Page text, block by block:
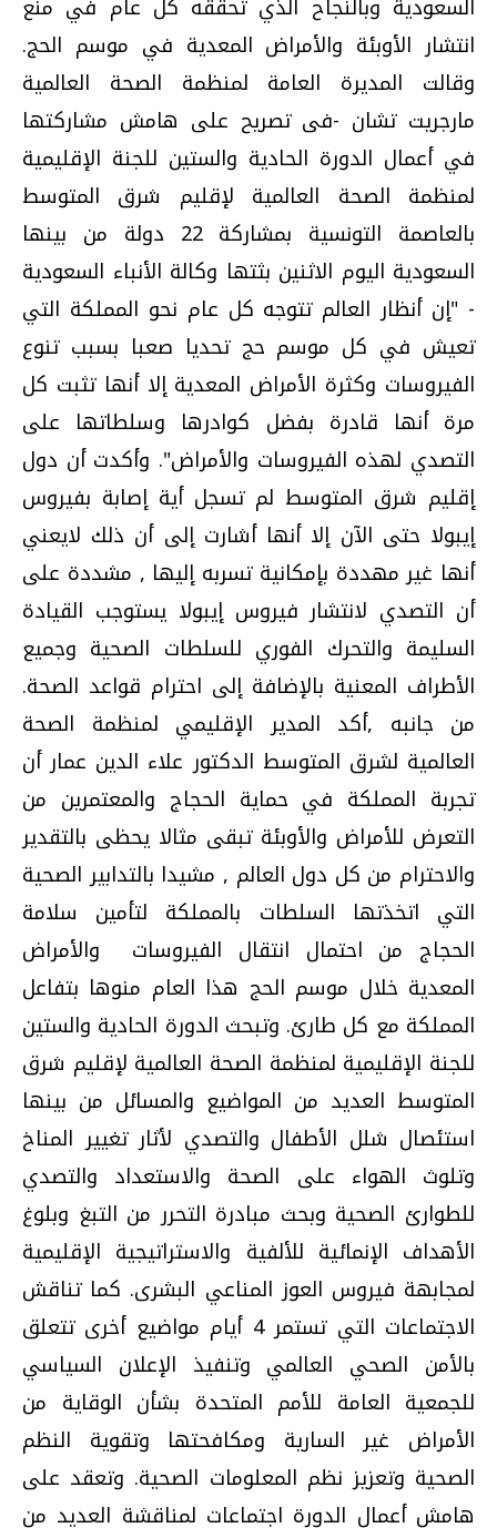
انتشار الأوبئة والأمراض المعدية في موسم الحج.
وقالت المديرة العامة لمنظمة الصحة العالمية
مارجريت تشان -فى تصريح على هامش مشاركتها
في أعمال الدورة الحادية والستين للجنة الإقليمية
لمنظمة الصحة العالمية لإقليم شرق المتوسط
بالعاصمة التونسية بمشاركة 22 دولة من بينها
السعودية اليوم الاثنين بثتها وكالة الأنباء السعودية
- "إن أنظار العالم تتوجه كل عام نحو المملكة التي
تعيش في كل موسم حج تحديا صعبا بسبب تنوع
الفيروسات وكثرة الأمراض المعدية إلا أنها تثبت كل
مرة أنها قادرة بفضل كوادرها وسلطاتها على
التصدي لهذه الفيروسات والأمراض". وأكدت أن دول
إقليم شرق المتوسط لم تسجل أية إصابة بفيروس
إيبولا حتى الآن إلا أنها أشارت إلى أن ذلك لايعني
أنها غير مهددة بإمكانية تسربه إليها , مشددة على
أن التصدي لانتشار فيروس إيبولا يستوجب القيادة
السليمة والتحرك الفوري للسلطات الصحية وجميع
الأطراف المعنية بالإضافة إلى احترام قواعد الصحة.
من جانبه ,أكد المدير الإقليمي لمنظمة الصحة
العالمية لشرق المتوسط الدكتور علاء الدين عمار أن
تجربة المملكة في حماية الحجاج والمعتمرين من
التعرض للأمراض والأوبئة تبقى مثالا يحظى بالتقدير
والاحترام من كل دول العالم , مشيدا بالتدابير الصحية
التي اتخذتها السلطات بالمملكة لتأمين سلامة
الحجاج من احتمال انتقال الفيروسات والأمراض
المعدية خلال موسم الحج هذا العام منوها بتفاعل
المملكة مع كل طارئ. وتبحث الدورة الحادية والستين
للجنة الإقليمية لمنظمة الصحة العالمية لإقليم شرق
المتوسط العديد من المواضيع والمسائل من بينها
استئصال شلل الأطفال والتصدي لأثار تغيير المناخ
وتلوث الهواء على الصحة والاستعداد والتصدي
للطوارئ الصحية وبحث مبادرة التحرر من التبغ وبلوغ
الأهداف الإنمائية للألفية والاستراتيجية الإقليمية
لمجابهة فيروس العوز المناعي البشرى. كما تناقش
الاجتماعات التي تستمر 4 أيام مواضيع أخرى تتعلق
بالأمن الصحي العالمي وتنفيذ الإعلان السياسي
للجمعية العامة للأمم المتحدة بشأن الوقاية من
الأمراض غير السارية ومكافحتها وتقوية النظم
الصحية وتعزيز نظم المعلومات الصحية. وتعقد على
هامش أعمال الدورة اجتماعات لمناقشة العديد من